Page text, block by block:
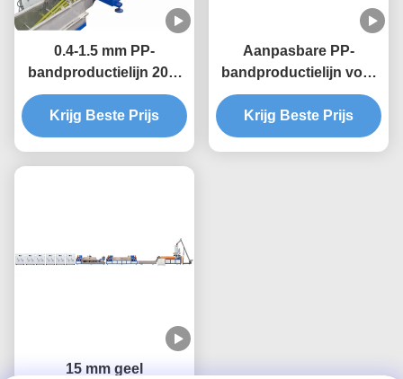
0.4-1.5 mm PP-
bandproductielijn 200-
300 kg/uur 5-19 mm
enkelvoudige schroef
Krijg Beste Prijs
Aanpasbare PP-
bandproductielijn voor
verschillende
klantvereisten
Krijg Beste Prijs
15 mm geel